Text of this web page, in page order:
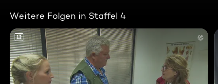
Weitere Folgen in Staffel 4
12